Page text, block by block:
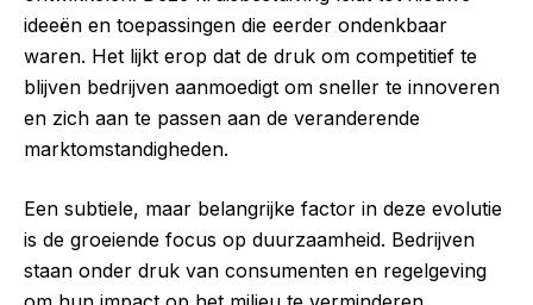
ideeën en toepassingen die eerder ondenkbaar
waren. Het lijkt erop dat de druk om competitief te
blijven bedrijven aanmoedigt om sneller te innoveren
en zich aan te passen aan de veranderende
marktomstandigheden.
Een subtiele, maar belangrijke factor in deze evolutie
is de groeiende focus op duurzaamheid. Bedrijven
staan onder druk van consumenten en regelgeving